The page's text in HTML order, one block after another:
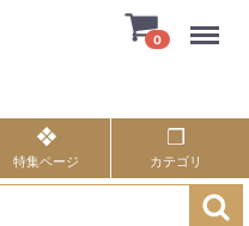
0
特集ページ カテゴリ